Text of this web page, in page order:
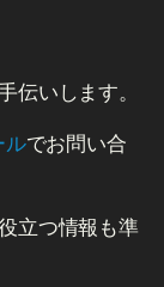
伝いします。
ルでお問い合
立つ情報も準